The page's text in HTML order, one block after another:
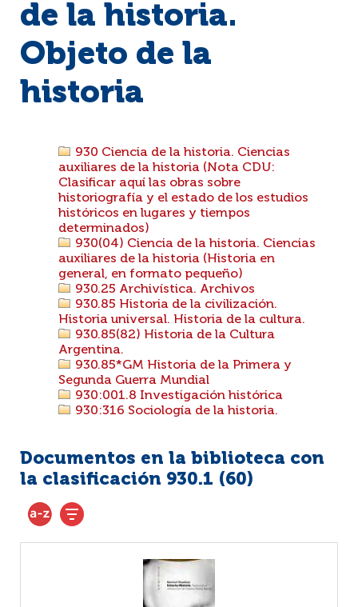
de la historia.
Objeto de la
historia
930 Ciencia de la historia. Ciencias
auxiliares de la historia (Nota CDU:
Clasificar aquí las obras sobre
historiografía y el estado de los estudios
históricos en lugares y tiempos
determinados)
930(04) Ciencia de la historia. Ciencias
auxiliares de la historia (Historia en
general, en formato pequeño)
930.25 Archivística. Archivos
930.85 Historia de la civilización.
Historia universal. Historia de la cultura.
930.85(82) Historia de la Cultura
Argentina.
930.85*GM Historia de la Primera y
Segunda Guerra Mundial
930:001.8 Investigación histórica
930:316 Sociología de la historia.
Documentos en la biblioteca con
la clasificación 930.1 (60)